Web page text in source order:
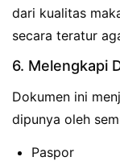
dari kualitas
secara teratur
6. Melengkapi
Dokumen ini
dipunya oleh
Paspor